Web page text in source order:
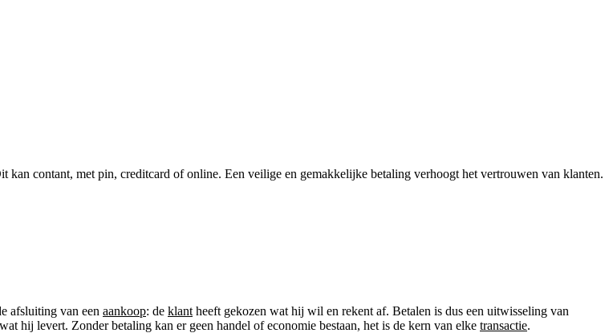
contant, met pin, creditcard of online. Een veilige en gemakkelijke betaling verhoogt het vertrouwen van klanten.
afsluiting van een aankoop: de klant heeft gekozen wat hij wil en rekent af. Betalen is dus een uitwisseling van
hij levert. Zonder betaling kan er geen handel of economie bestaan, het is de kern van elke transactie.